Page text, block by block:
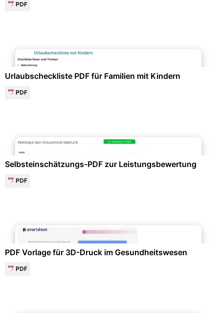
PDF
Urlaubscheckliste PDF für Familien mit Kindern
PDF
Selbsteinschätzungs-PDF zur Leistungsbewertung
PDF
PDF Vorlage für 3D-Druck im Gesundheitswesen
PDF